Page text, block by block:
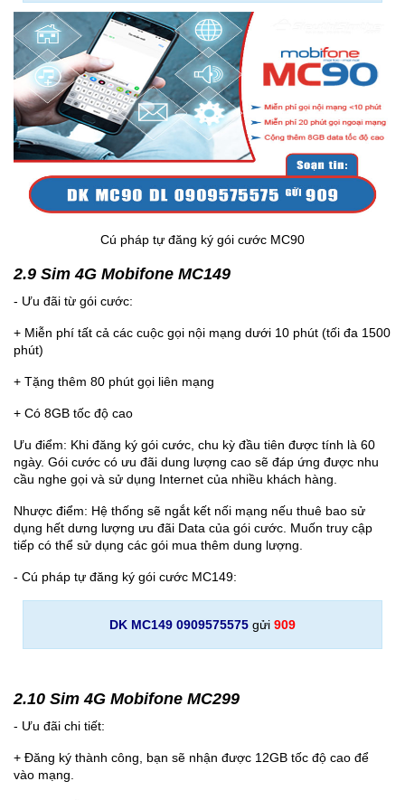
Cú pháp tự đăng ký gói cước MC90
2.9 Sim 4G Mobifone MC149
- Ưu đãi từ gói cước:
+ Miễn phí tất cả các cuộc gọi nội mạng dưới 10 phút (tối đa 1500
phút)
+ Tặng thêm 80 phút gọi liên mạng
+ Có 8GB tốc độ cao
Ưu điểm: Khi đăng ký gói cước, chu kỳ đầu tiên được tính là 60
ngày. Gói cước có ưu đãi dung lượng cao sẽ đáp ứng được nhu
cầu nghe gọi và sử dụng Internet của nhiều khách hàng.
Nhược điểm: Hệ thống sẽ ngắt kết nối mạng nếu thuê bao sử
dụng hết dưng lượng ưu đãi Data của gói cước. Muốn truy cập
tiếp có thể sử dụng các gói mua thêm dung lượng.
- Cú pháp tự đăng ký gói cước MC149:
DK MC149 0909575575 gửi 909
2.10 Sim 4G Mobifone MC299
- Ưu đãi chi tiết:
+ Đăng ký thành công, bạn sẽ nhận được 12GB tốc độ cao để
vào mạng.